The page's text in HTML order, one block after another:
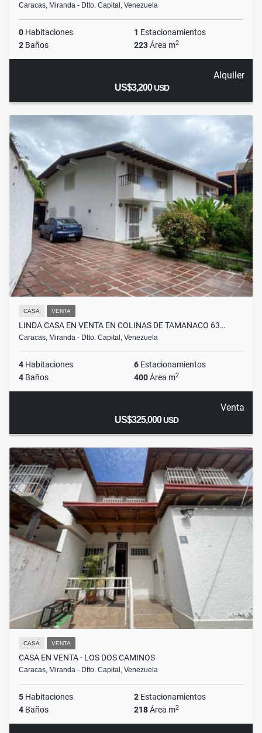
Caracas, Miranda - Dtto. Capital, Venezuela
0 Habitaciones 1 Estacionamientos
2 Baños 223Área m2
Alquiler
US$3,200USD
CASA VENTA
LINDA CASA EN VENTA EN COLINAS DE TAMANACO 63…
Caracas, Miranda - Dtto. Capital, Venezuela
4 Habitaciones 6 Estacionamientos
4 Baños 400Área m2
Venta
US$325,000USD
CASA VENTA
CASA EN VENTA - LOS DOS CAMINOS
Caracas, Miranda - Dtto. Capital, Venezuela
5 Habitaciones 2 Estacionamientos
4 Baños 218Área m2